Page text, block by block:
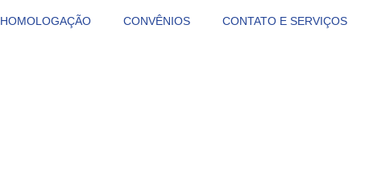
HOMOLOGAÇÃO CONVÊNIOS CONTATO E SERVIÇOS